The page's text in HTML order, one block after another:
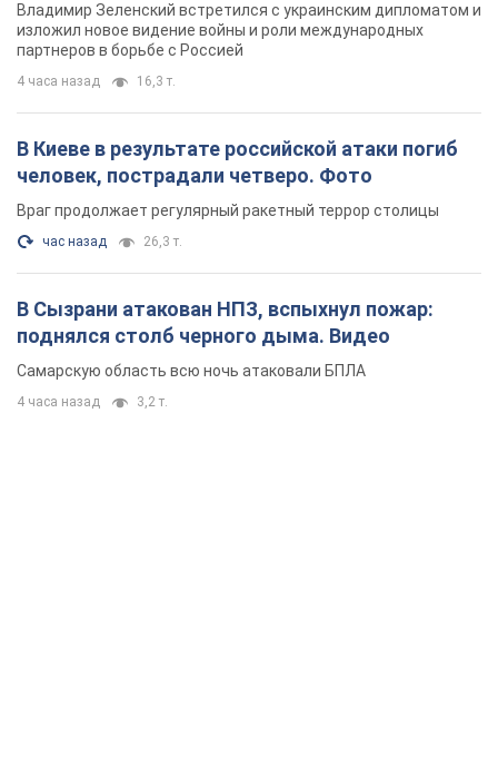
Владимир Зеленский встретился с украинским дипломатом и
изложил новое видение войны и роли международных
партнеров в борьбе с Россией
4 часа назад 16,3 т.
В Киеве в результате российской атаки погиб
человек, пострадали четверо. Фото
Враг продолжает регулярный ракетный террор столицы
час назад 26,3 т.
В Сызрани атакован НПЗ, вспыхнул пожар:
поднялся столб черного дыма. Видео
Самарскую область всю ночь атаковали БПЛА
4 часа назад 3,2 т.